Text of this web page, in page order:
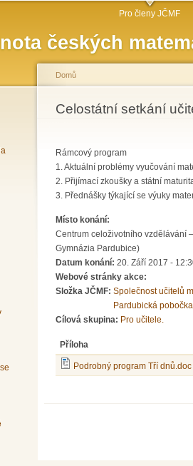
českých
Pro členy JČMF
Jste zde
Domů
Celostátní setkání
Rámcový program
1. Aktuální problémy vyučování
2. Přijímací zkoušky a státní
3. Přednášky týkající se výuky
Místo konání:
Centrum celoživotního vzdělávání
Gymnázia Pardubice)
Datum konání: 20. Září 2017 -
Webové stránky akce:
Složka JČMF: Společnost učitelů
Pardubická pobočka
Cílová skupina: Pro učitele.
Příloha
Podrobný program Tří dnů.doc